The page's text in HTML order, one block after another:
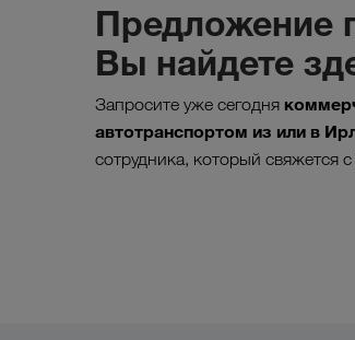
Предложение
Вы найдете
Запросите уже сегодня
автотранспортом из или в
сотрудника, который свяжется